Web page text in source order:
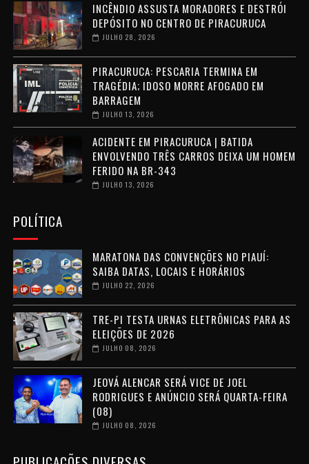
INCÊNDIO ASSUSTA MORADORES E DESTRÓI
DEPÓSITO NO CENTRO DE PIRACURUCA
JULHO 28, 2026
PIRACURUCA: PESCARIA TERMINA EM
TRAGÉDIA; IDOSO MORRE AFOGADO EM
BARRAGEM
JULHO 13, 2026
ACIDENTE EM PIRACURUCA | BATIDA
ENVOLVENDO TRÊS CARROS DEIXA UM HOMEM
FERIDO NA BR-343
JULHO 13, 2026
POLÍTICA
MARATONA DAS CONVENÇÕES NO PIAUÍ:
SAIBA DATAS, LOCAIS E HORÁRIOS
JULHO 22, 2026
TRE-PI TESTA URNAS ELETRÔNICAS PARA AS
ELEIÇÕES DE 2026
JULHO 08, 2026
JEOVÁ ALENCAR SERÁ VICE DE JOEL
RODRIGUES E ANÚNCIO SERÁ QUARTA-FEIRA
(08)
JULHO 08, 2026